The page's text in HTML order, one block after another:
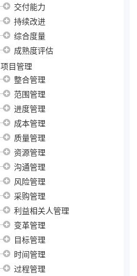
交付能力
持续改进
综合度量
成熟度评估
项目管理
整合管理
范围管理
进度管理
成本管理
质量管理
资源管理
沟通管理
风险管理
采购管理
利益相关人管理
变革管理
目标管理
时间管理
过程管理